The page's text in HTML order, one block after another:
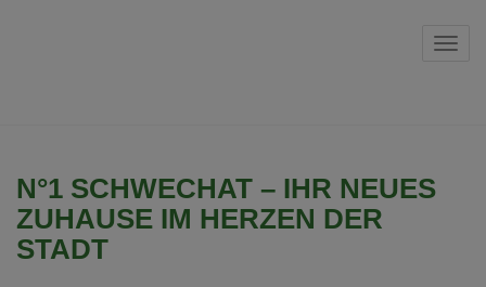
N°1 SCHWECHAT – IHR NEUES
ZUHAUSE IM HERZEN DER
STADT